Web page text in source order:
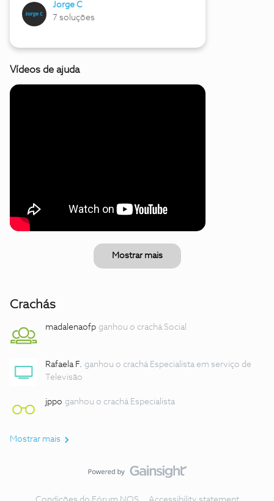
Jorge C
7 soluções
Vídeos de ajuda
Mostrar mais
Crachás
madalenaofp ganhou o crachá Social
Rafaela F. ganhou o crachá Especialista em serviço de
Televisão
jppo ganhou o crachá Especialista
Mostrar mais